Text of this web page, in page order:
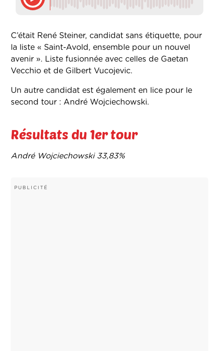
C’était René Steiner, candidat sans étiquette, pour
la liste « Saint-Avold, ensemble pour un nouvel
avenir ». Liste fusionnée avec celles de Gaetan
Vecchio et de Gilbert Vucojevic.
Un autre candidat est également en lice pour le
second tour : André Wojciechowski.
Résultats du 1er tour
André Wojciechowski 33,83%